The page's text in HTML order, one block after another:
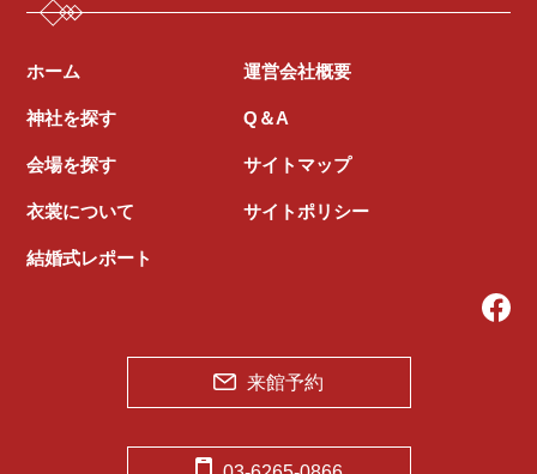
ホーム
神社を探す
会場を探す
衣裳について
結婚式レポート
運営会社概要
Q＆A
サイトマップ
サイトポリシー
来館予約